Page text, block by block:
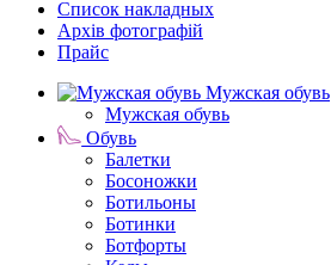
Список накладных
Архів фотографій
Прайс
Мужская обувь
Мужская обувь
Обувь
Балетки
Босоножки
Ботильоны
Ботинки
Ботфорты